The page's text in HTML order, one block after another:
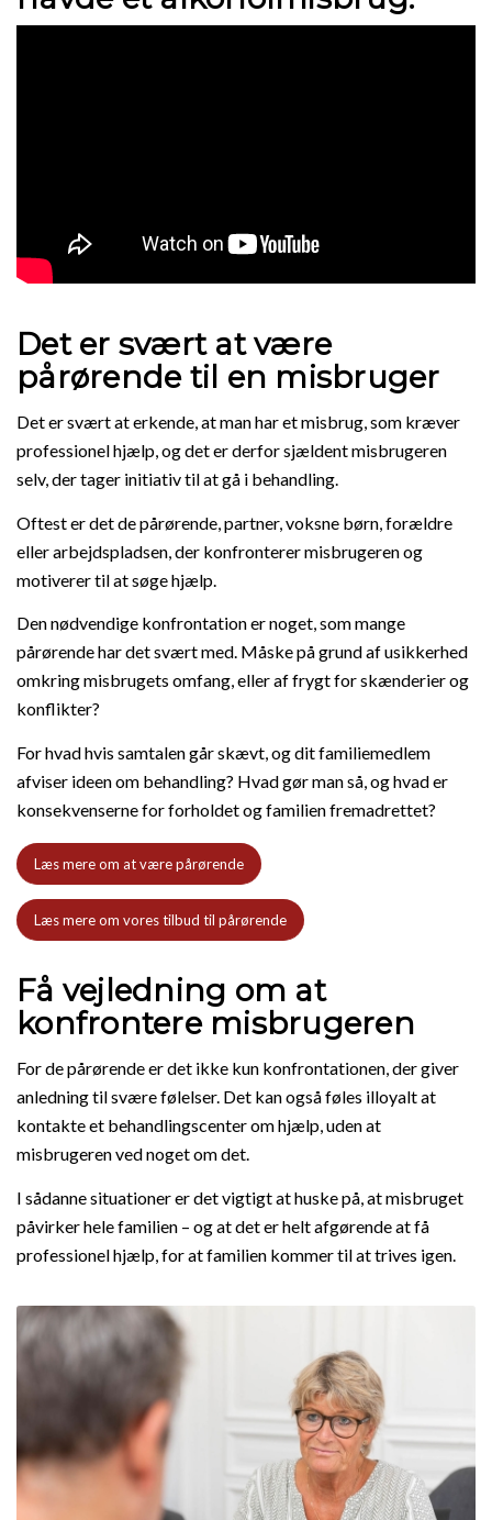
Det er svært at være
pårørende til en misbruger
Det er svært at erkende, at man har et misbrug, som kræver
professionel hjælp, og det er derfor sjældent misbrugeren
selv, der tager initiativ til at gå i behandling.
Oftest er det de pårørende, partner, voksne børn, forældre
eller arbejdspladsen, der konfronterer misbrugeren og
motiverer til at søge hjælp.
Den nødvendige konfrontation er noget, som mange
pårørende har det svært med. Måske på grund af usikkerhed
omkring misbrugets omfang, eller af frygt for skænderier og
konflikter?
For hvad hvis samtalen går skævt, og dit familiemedlem
afviser ideen om behandling? Hvad gør man så, og hvad er
konsekvenserne for forholdet og familien fremadrettet?
Læs mere om at være pårørende
Læs mere om vores tilbud til pårørende
Få vejledning om at
konfrontere misbrugeren
For de pårørende er det ikke kun konfrontationen, der giver
anledning til svære følelser. Det kan også føles illoyalt at
kontakte et behandlingscenter om hjælp, uden at
misbrugeren ved noget om det.
I sådanne situationer er det vigtigt at huske på, at misbruget
påvirker hele familien – og at det er helt afgørende at få
professionel hjælp, for at familien kommer til at trives igen.